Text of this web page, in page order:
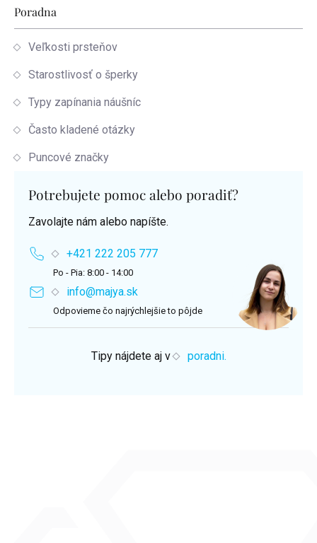
Poradna
Veľkosti prsteňov
Starostlivosť o šperky
Typy zapínania náušníc
Často kladené otázky
Puncové značky
Potrebujete pomoc alebo poradiť?
Zavolajte nám alebo napíšte.
+421 222 205 777
Po - Pia: 8:00 - 14:00
info@majya.sk
Odpovieme čo najrýchlejšie to pôjde
Tipy nájdete aj v poradni.